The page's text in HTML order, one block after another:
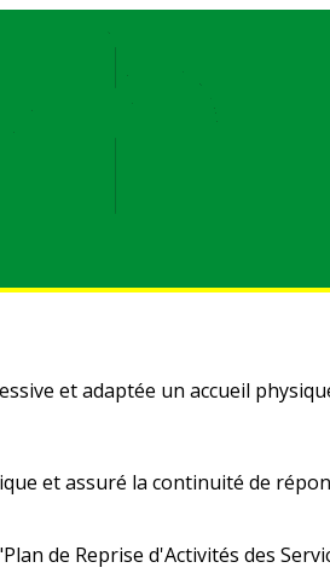
et adaptée un accueil
et assuré la continuité de
de Reprise d'Activités des